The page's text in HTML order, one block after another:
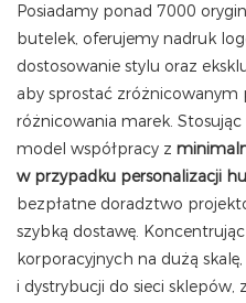
Posiadamy ponad 7000
butelek, oferujemy nadruk
dostosowanie stylu oraz
aby sprostać
różnicowania marek.
model współpracy z
w przypadku personalizacji
bezpłatne doradztwo
szybką dostawę.
korporacyjnych na dużą
i dystrybucji do sieci sklepów,